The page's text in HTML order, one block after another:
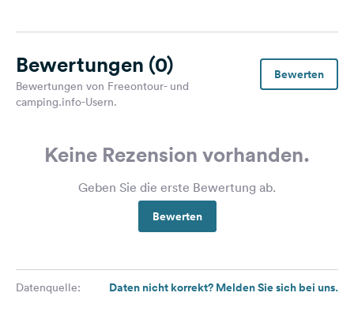
Bewertungen (0)
Bewertungen von Freeontour- und
camping.info-Usern.
Bewerten
Keine Rezension vorhanden.
Geben Sie die erste Bewertung ab.
Bewerten
Datenquelle: Daten nicht korrekt? Melden Sie sich bei uns.